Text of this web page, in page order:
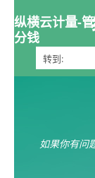
纵横云计量-
分钱
如果你有问